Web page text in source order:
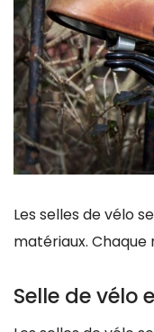
Les selles de vélo
matériaux.
Selle de vélo